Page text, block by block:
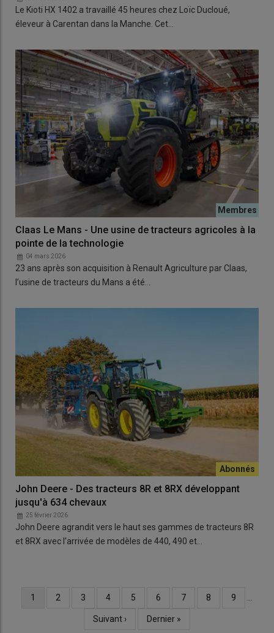
Le Kioti HX 1402 a travaillé 45 heures chez Loïc Ducloué,
éleveur à Carentan dans la Manche. Cet…
Claas Le Mans - Une usine de tracteurs agricoles à la
pointe de la technologie
04 mars 2026
23 ans après son acquisition à Renault Agriculture par Claas,
l’usine de tracteurs du Mans a été…
John Deere - Des tracteurs 8R et 8RX développant
jusqu'à 634 chevaux
25 février 2026
John Deere agrandit vers le haut ses gammes de tracteurs 8R
et 8RX avec l'arrivée de modèles de 440, 490 et…
Page
1 Page
2 Page
3 Page
4 Page
5 Page
6 Page
7 Page
8 Page
9
Page
Suivant ›
Dernière
Dernier »